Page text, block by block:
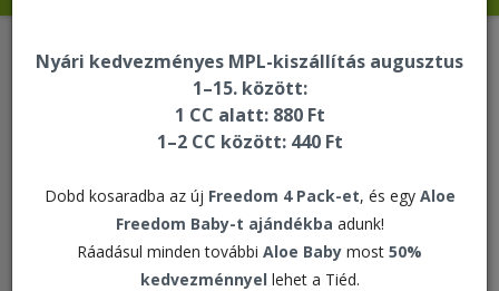
Nyári kedvezményes MPL-kiszállítás augusztus
1–15. között:
1 CC alatt: 880 Ft
1–2 CC között: 440 Ft
Dobd kosaradba az új Freedom 4 Pack-et, és egy Aloe
Freedom Baby-t ajándékba adunk!
Ráadásul minden további Aloe Baby most 50%
kedvezménnyel lehet a Tiéd.
Oktatási és segédanyagok
Termékminták
Rendezés: